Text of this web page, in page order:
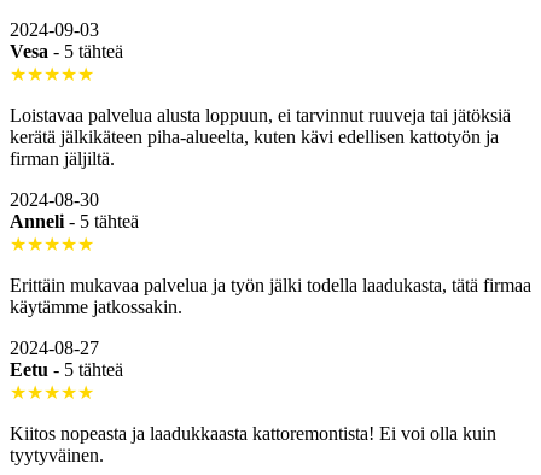
2024-09-03
Vesa - 5 tähteä
★★★★★
Loistavaa palvelua alusta loppuun, ei tarvinnut ruuveja tai jätöksiä
kerätä jälkikäteen piha-alueelta, kuten kävi edellisen kattotyön ja
firman jäljiltä.
2024-08-30
Anneli - 5 tähteä
★★★★★
Erittäin mukavaa palvelua ja työn jälki todella laadukasta, tätä firmaa
käytämme jatkossakin.
2024-08-27
Eetu - 5 tähteä
★★★★★
Kiitos nopeasta ja laadukkaasta kattoremontista! Ei voi olla kuin
tyytyväinen.